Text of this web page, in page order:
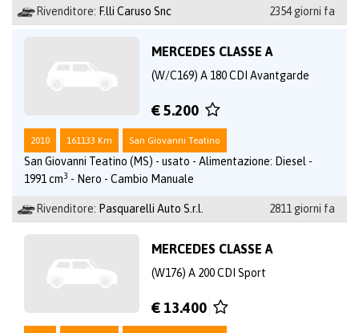
Rivenditore: F.lli Caruso Snc 2354 giorni fa
MERCEDES CLASSE A
(W/C169) A 180 CDI Avantgarde
€ 5.200
2010 161133 Km San Giovanni Teatino
San Giovanni Teatino (MS) - usato - Alimentazione: Diesel -
1991 cm3 - Nero - Cambio Manuale
Rivenditore: Pasquarelli Auto S.r.l. 2811 giorni fa
MERCEDES CLASSE A
(W176) A 200 CDI Sport
€ 13.400